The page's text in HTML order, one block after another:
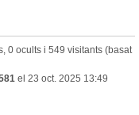
0 ocults i 549 visitants (basat
el 23 oct. 2025 13:49